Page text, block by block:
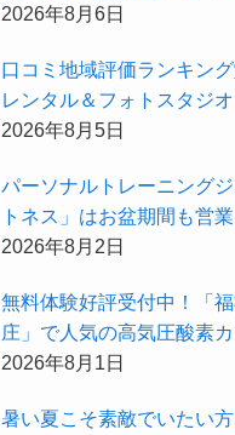
身辺整理の準備」をしてみ
2026年8月6日
⼝コミ地域評価ランキン
レンタル＆フォトスタジ
ス」がお得な『2026年8月
2026年8月5日
パーソナルトレーニング
トネス」はお盆期間も営
大公開★
2026年8月2日
無料体験好評受付中！「
庄」で人気の高気圧酸素
「O2BOX（30分500円）
2026年8月1日
暑い夏こそ素敵でいたい